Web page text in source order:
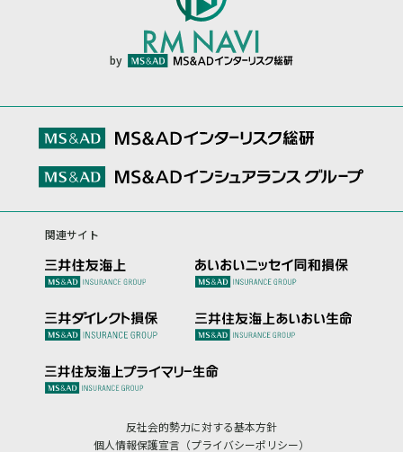
by
関連サイト
反社会的勢力に対する基本方針
個人情報保護宣言（プライバシーポリシー）